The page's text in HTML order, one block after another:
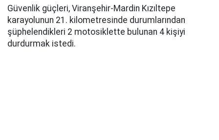
Güvenlik güçleri, Viranşehir-Mardin Kızıltepe
karayolunun 21. kilometresinde durumlarından
şüphelendikleri 2 motosiklette bulunan 4 kişiyi
durdurmak istedi.